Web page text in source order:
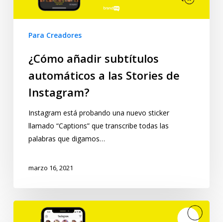
Para Creadores
¿Cómo añadir subtítulos
automáticos a las Stories de
Instagram?
Instagram está probando una nuevo sticker
llamado “Captions” que transcribe todas las
palabras que digamos…
marzo 16, 2021